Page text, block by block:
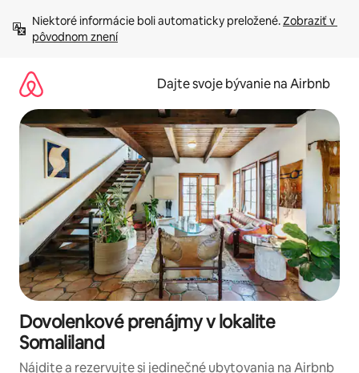
obsah.
Niektoré informácie boli automaticky preložené. Zobraziť v
pôvodnom znení
Dajte svoje bývanie na Airbnb
Dovolenkové prenájmy v lokalite
Somaliland
Nájdite a rezervujte si jedinečné ubytovania na Airbnb